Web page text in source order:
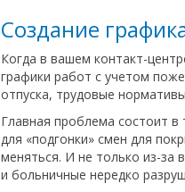
Создание
Когда в вашем контакт-
графики работ с учетом
отпуска, трудовые
Главная проблема состоит
для «подгонки» смен для
меняться. И не только из-за
и больничные нередко